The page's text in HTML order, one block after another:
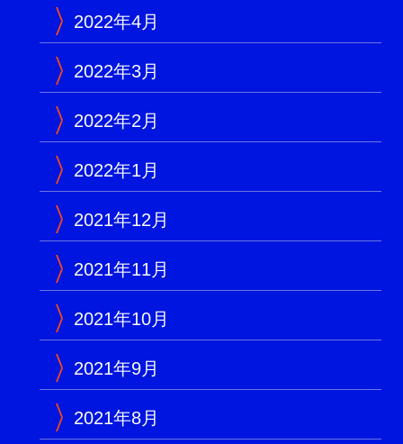
2022年4月
2022年3月
2022年2月
2022年1月
2021年12月
2021年11月
2021年10月
2021年9月
2021年8月